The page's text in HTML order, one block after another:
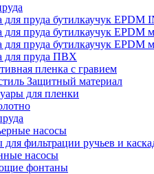
для пруда бутилкаучук EPDM
для пруда бутилкаучук
для пруда бутилкаучук EPDM
для пруда ПВХ
пленка с гравием
Защитный материал
для пленки
насосы
для фильтрации ручьев и
насосы
фонтаны